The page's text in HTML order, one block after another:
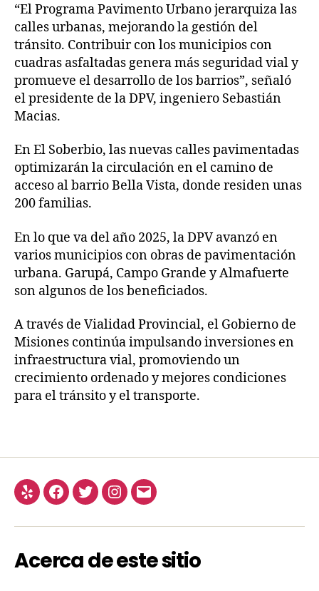
“El Programa Pavimento Urbano jerarquiza las
calles urbanas, mejorando la gestión del
tránsito. Contribuir con los municipios con
cuadras asfaltadas genera más seguridad vial y
promueve el desarrollo de los barrios”, señaló
el presidente de la DPV, ingeniero Sebastián
Macias.
En El Soberbio, las nuevas calles pavimentadas
optimizarán la circulación en el camino de
acceso al barrio Bella Vista, donde residen unas
200 familias.
En lo que va del año 2025, la DPV avanzó en
varios municipios con obras de pavimentación
urbana. Garupá, Campo Grande y Almafuerte
son algunos de los beneficiados.
A través de Vialidad Provincial, el Gobierno de
Misiones continúa impulsando inversiones en
infraestructura vial, promoviendo un
crecimiento ordenado y mejores condiciones
para el tránsito y el transporte.
Acerca de este sitio